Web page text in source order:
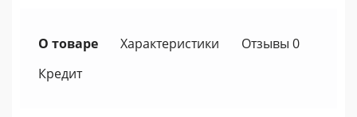
О товаре Характеристики
Отзывы 0
Кредит